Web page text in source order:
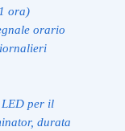
ora)
orario
per il
durata